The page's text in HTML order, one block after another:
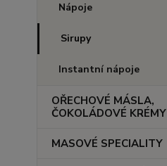
Nápoje
Sirupy
Instantní nápoje
OŘECHOVÉ MÁSLA,
ČOKOLÁDOVÉ KRÉMY
MASOVÉ SPECIALITY